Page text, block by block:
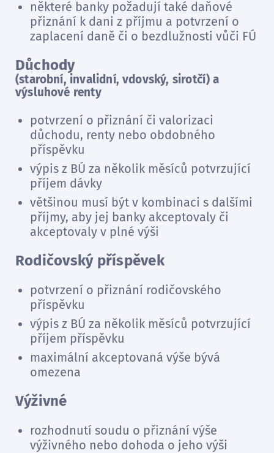
některé banky požadují také daňové
přiznání k dani z příjmu a potvrzení o
zaplacení daně či o bezdlužnosti vůči FÚ
Důchody
(starobní, invalidní, vdovský, sirotčí) a
výsluhové renty
potvrzení o přiznání či valorizaci
důchodu, renty nebo obdobného
příspěvku
výpis z BÚ za několik měsíců potvrzující
příjem dávky
většinou musí být v kombinaci s dalšími
příjmy, aby jej banky akceptovaly či
akceptovaly v plné výši
Rodičovský příspěvek
potvrzení o přiznání rodičovského
příspěvku
výpis z BÚ za několik měsíců potvrzující
příjem příspěvku
maximální akceptovaná výše bývá
omezena
Výživné
rozhodnutí soudu o přiznání výše
výživného nebo dohoda o jeho výši